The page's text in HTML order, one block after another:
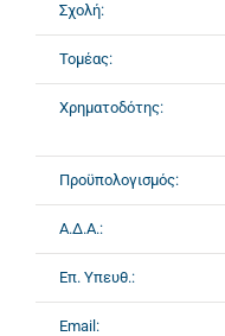
Σχολή:
Τομέας:
Χρηματοδότης:
Προϋπολογισμός:
Α.Δ.Α.:
Επ. Υπευθ.:
Email: